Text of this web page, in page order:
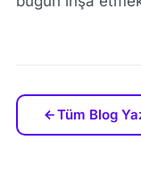
Tüm Blog